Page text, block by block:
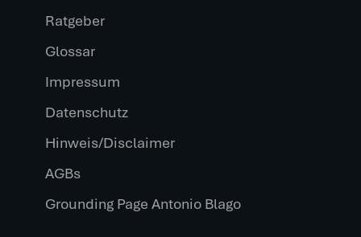
Ratgeber
Glossar
Impressum
Datenschutz
Hinweis/Disclaimer
AGBs
Grounding Page Antonio Blago